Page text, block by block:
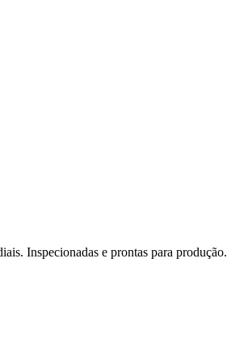
Inspecionadas e prontas para produção.